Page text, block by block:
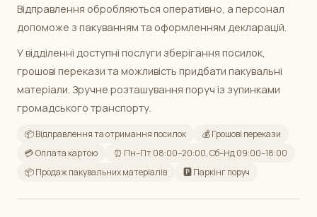
Відправлення обробляються оперативно, а персонал
допоможе з пакуванням та оформленням декларацій.
У відділенні доступні послуги зберігання посилок,
грошові перекази та можливість придбати пакувальні
матеріали. Зручне розташування поруч із зупинками
громадського транспорту.
📦 Відправлення та отримання посилок
💰 Грошові перекази
💳 Оплата картою
⏰ Пн–Пт 08:00–20:00, Сб–Нд 09:00–18:00
📦 Продаж пакувальних матеріалів
🅿️ Паркінг поруч